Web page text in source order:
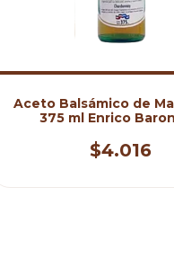
Aceto Balsámico de
375 ml Enrico
$4.016